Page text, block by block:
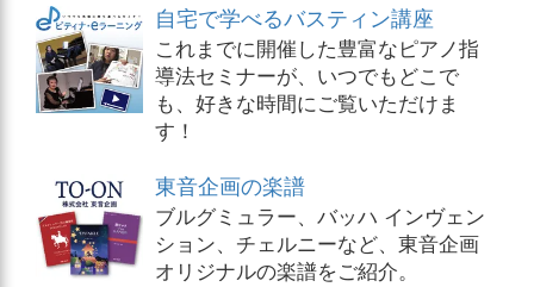
自宅で学べるバスティン講座
これまでに開催した豊富なピアノ指
導法セミナーが、いつでもどこで
も、好きな時間にご覧いただけま
す！
東音企画の楽譜
ブルグミュラー、バッハ インヴェン
ション、チェルニーなど、東音企画
オリジナルの楽譜をご紹介。